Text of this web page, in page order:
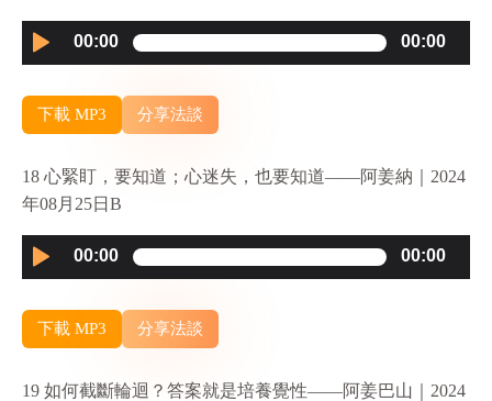
Audio
Player
00:00 00:00
下載 MP3 分享法談
18 心緊盯，要知道；心迷失，也要知道——阿姜納｜2024
年08月25日B
Audio
Player
00:00 00:00
下載 MP3 分享法談
19 如何截斷輪迴？答案就是培養覺性——阿姜巴山｜2024